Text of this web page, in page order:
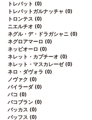
トレパット (0)
トレパットガルナッチャ (0)
トロンテス (0)
ニエルチオ (0)
ネグル・デ・ドラガシャニ (0)
ネグロアマーロ (0)
ネッビオーロ (0)
ネレット・カプチーオ (0)
ネレット・マスカレーゼ (0)
ネロ・ダヴォラ (0)
ノヴァク (0)
バイラーダ (0)
バコ (0)
バコブラン (0)
バッカス (0)
バッフス (0)